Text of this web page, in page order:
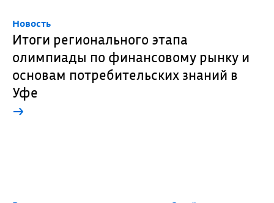
Новость
Итоги регионального этапа
олимпиады по финансовому рынку и
основам потребительских знаний в
Уфе
→